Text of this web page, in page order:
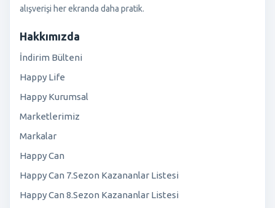
alışverişi her ekranda daha pratik.
Hakkımızda
İndirim Bülteni
Happy Life
Happy Kurumsal
Marketlerimiz
Markalar
Happy Can
Happy Can 7.Sezon Kazananlar Listesi
Happy Can 8.Sezon Kazananlar Listesi